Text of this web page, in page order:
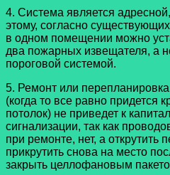
4. Система является
этому, согласно
в одном помещении можно
два пожарных извещателя, а
пороговой системой.
5. Ремонт или
(когда то все равно придется
потолок) не приведет к
сигнализации, так как
при ремонте, нет, а открутить
прикрутить снова на место
закрыть целлофановым